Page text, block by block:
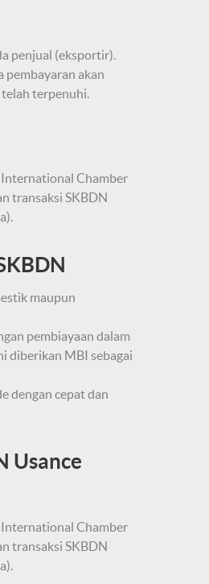
penjual (eksportir).
pembayaran akan
telah terpenuhi.
Chamber
transaksi SKBDN
maupun
pembiayaan dalam
diberikan MBI sebagai
dengan cepat dan
Usance
Chamber
transaksi SKBDN